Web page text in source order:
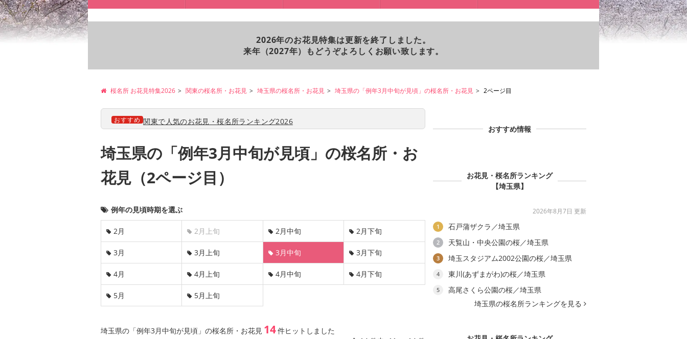
2026年のお花見特集は更新を終了しました。
来年（2027年）もどうぞよろしくお願い致します。
桜名所 お花見特集2026 関東の桜名所・お花見 埼玉県の桜名所・お花見 埼玉県の「例年3月中旬が見頃」の桜名所・お花見 2ページ目
おすすめ 関東で人気のお花見・桜名所ランキング2026
埼玉県の「例年3月中旬が見頃」の桜名所・お
花見（2ページ目）
例年の見頃時期を選ぶ
2月 2月上旬 2月中旬 2月下旬
3月 3月上旬 3月中旬 3月下旬
4月 4月上旬 4月中旬 4月下旬
5月 5月上旬
埼玉県の「例年3月中旬が見頃」の桜名所・お花見 14件ヒットしました
おすすめ情報
お花見・桜名所ランキング
【埼玉県】
2026年8月7日 更新
1 石戸蒲ザクラ／埼玉県
2 天覧山・中央公園の桜／埼玉県
3 埼玉スタジアム2002公園の桜／埼玉県
4 東川(あずまがわ)の桜／埼玉県
5
高尾さくら公園の桜／埼玉県
埼玉県の桜名所ランキングを見る